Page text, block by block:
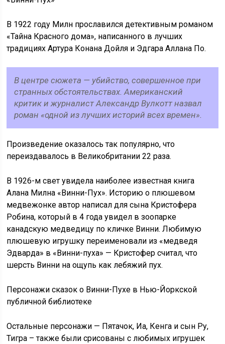
В 1922 году Милн прославился детективным романом
«Тайна Красного дома», написанного в лучших
традициях Артура Конана Дойля и Эдгара Аллана По.
В центре сюжета — убийство, совершенное при
странных обстоятельствах. Американский
критик и журналист Александр Вулкотт назвал
роман «одной из лучших историй всех времен».
Произведение оказалось так популярно, что
переиздавалось в Великобритании 22 раза.
В 1926-м свет увидела наиболее известная книга
Алана Милна «Винни-Пух». Историю о плюшевом
медвежонке автор написал для сына Кристофера
Робина, который в 4 года увидел в зоопарке
канадскую медведицу по кличке Винни. Любимую
плюшевую игрушку переименовали из «медведя
Эдварда» в «Винни-пуха» — Кристофер считал, что
шерсть Винни на ощупь как лебяжий пух.
Персонажи сказок о Винни-Пухе в Нью-Йоркской
публичной библиотеке
Остальные персонажи — Пятачок, Иа, Кенга и сын Ру,
Тигра – также были срисованы с любимых игрушек